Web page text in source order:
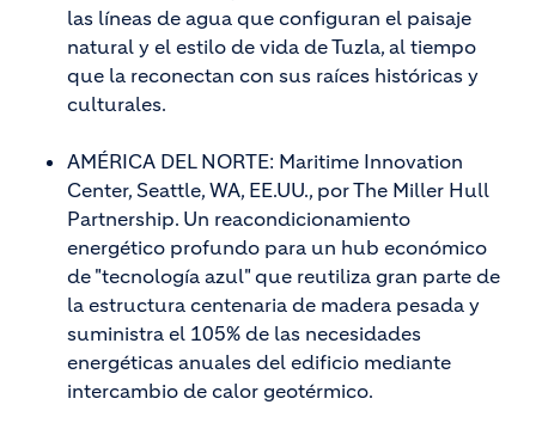
las líneas de agua que configuran el paisaje
natural y el estilo de vida de Tuzla, al tiempo
que la reconectan con sus raíces históricas y
culturales.
AMÉRICA DEL NORTE: Maritime Innovation
Center, Seattle, WA, EE.UU., por The Miller Hull
Partnership. Un reacondicionamiento
energético profundo para un hub económico
de "tecnología azul" que reutiliza gran parte de
la estructura centenaria de madera pesada y
suministra el 105% de las necesidades
energéticas anuales del edificio mediante
intercambio de calor geotérmico.